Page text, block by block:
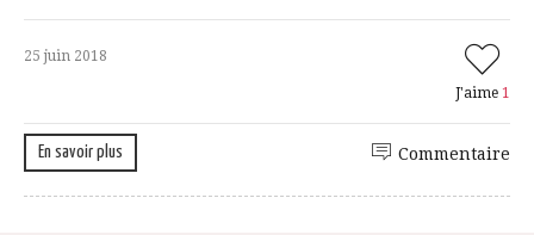
25 juin 2018
J'aime 1
En savoir plus Commentaire